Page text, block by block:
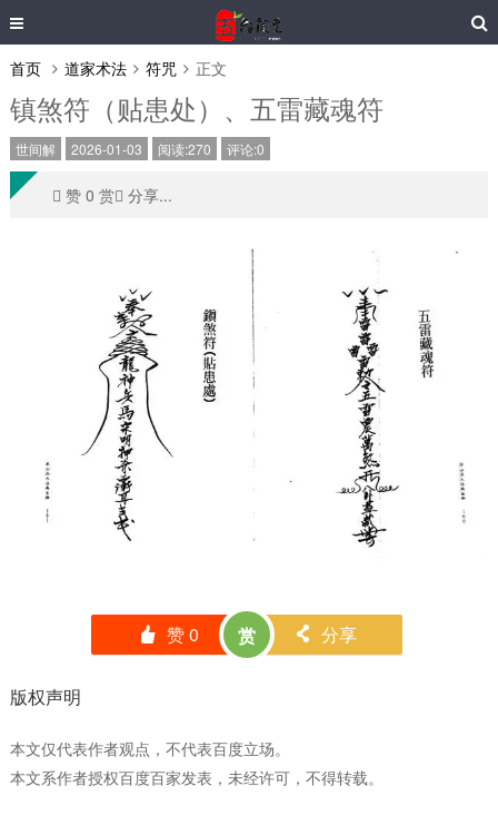
首页 道家术法 符咒 正文
镇煞符（贴患处）、五雷藏魂符
世间解 2026-01-03 阅读:270 评论:0
󰄼 赞 0 赏󰄯 分享...
󰄼 赞0 赏 󰄯 分享
版权声明
本文仅代表作者观点，不代表百度立场。
本文系作者授权百度百家发表，未经许可，不得转载。